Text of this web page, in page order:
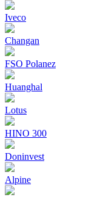
Iveco
Changan
FSO Polanez
Huanghal
Lotus
HINO 300
Doninvest
Alpine